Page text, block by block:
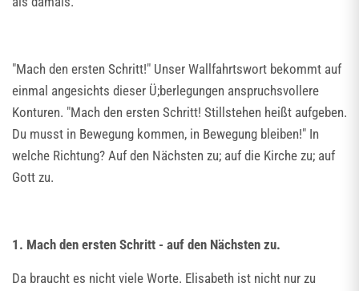
"Mach den ersten Schritt!" Unser Wallfahrtswort bekommt auf
einmal angesichts dieser Ü;berlegungen anspruchsvollere
Konturen. "Mach den ersten Schritt! Stillstehen heißt aufgeben.
Du musst in Bewegung kommen, in Bewegung bleiben!" In
welche Richtung? Auf den Nächsten zu; auf die Kirche zu; auf
Gott zu.
1. Mach den ersten Schritt - auf den Nächsten zu.
Da braucht es nicht viele Worte. Elisabeth ist nicht nur zu